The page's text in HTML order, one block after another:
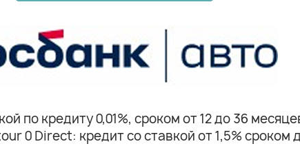
по кредиту 0,01%, сроком от 12 до 36
0 Direct: кредит со ставкой от 1,5% сроком